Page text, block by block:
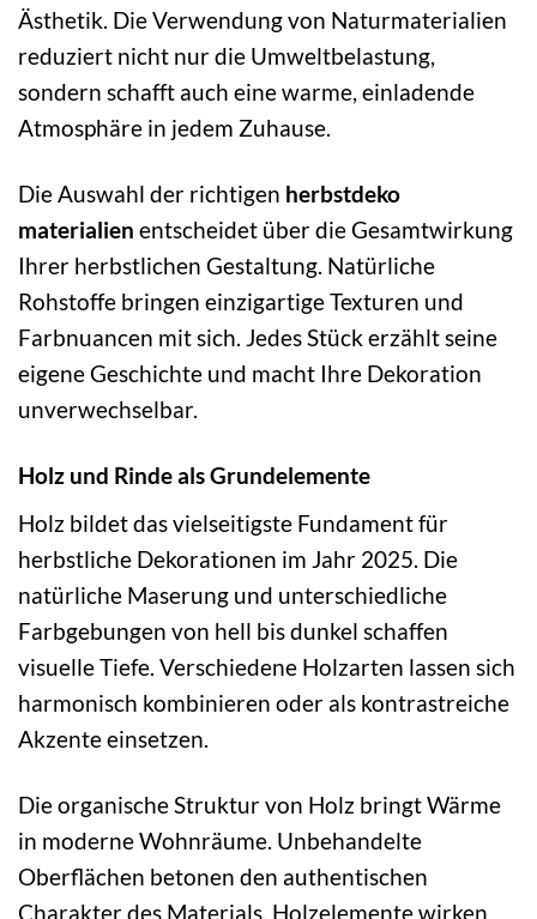
Ästhetik. Die Verwendung von Naturmaterialien
reduziert nicht nur die Umweltbelastung,
sondern schafft auch eine warme, einladende
Atmosphäre in jedem Zuhause.
Die Auswahl der richtigen herbstdeko
materialien entscheidet über die Gesamtwirkung
Ihrer herbstlichen Gestaltung. Natürliche
Rohstoffe bringen einzigartige Texturen und
Farbnuancen mit sich. Jedes Stück erzählt seine
eigene Geschichte und macht Ihre Dekoration
unverwechselbar.
Holz und Rinde als Grundelemente
Holz bildet das vielseitigste Fundament für
herbstliche Dekorationen im Jahr 2025. Die
natürliche Maserung und unterschiedliche
Farbgebungen von hell bis dunkel schaffen
visuelle Tiefe. Verschiedene Holzarten lassen sich
harmonisch kombinieren oder als kontrastreiche
Akzente einsetzen.
Die organische Struktur von Holz bringt Wärme
in moderne Wohnräume. Unbehandelte
Oberflächen betonen den authentischen
Charakter des Materials. Holzelemente wirken